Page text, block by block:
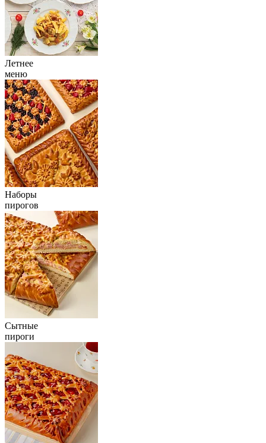
Летнее
меню
Наборы
пирогов
Сытные
пироги